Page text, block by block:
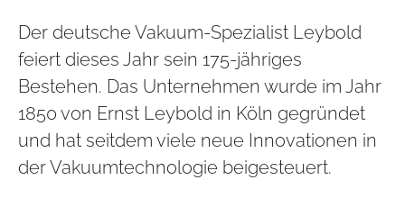
Der deutsche Vakuum-Spezialist Leybold
feiert dieses Jahr sein 175-jähriges
Bestehen. Das Unternehmen wurde im Jahr
1850 von Ernst Leybold in Köln gegründet
und hat seitdem viele neue Innovationen in
der Vakuumtechnologie beigesteuert.